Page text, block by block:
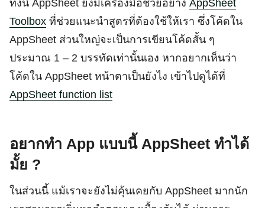
ทั้งนี้ AppSheet ยังมีเครื่องมือช่วยอย่าง AppSheet
Toolbox ที่ช่วยแนะนำสูตรที่ต้องใช้ให้เรา ซึ่งโค้ดใน
AppSheet ส่วนใหญ่จะเป็นการเขียนโค้ดสั้น ๆ
ประมาณ 1 – 2 บรรทัดเท่านั้นเอง หากอยากเห็นว่า
โค้ดใน AppSheet หน้าตาเป็นยังไง เข้าไปดูได้ที่
AppSheet function list
อยากทำ App แบบนี้ AppSheet ทำได้
มั้ย ?
ในส่วนนี้ แม้เราจะยังไม่คุ้นเคยกับ AppSheet มากนัก